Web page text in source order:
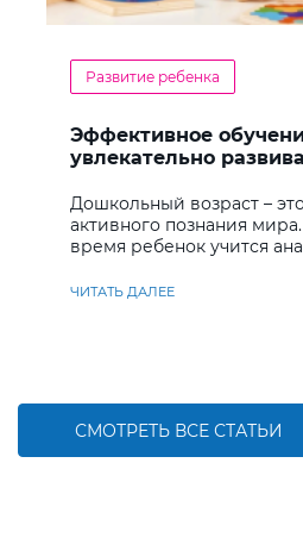
Развитие ребенка
Эффективное
увлекательно
Дошкольный возраст –
активного познания
время ребенок учится
ЧИТАТЬ ДАЛЕЕ
СМОТРЕТЬ ВСЕ СТАТЬИ